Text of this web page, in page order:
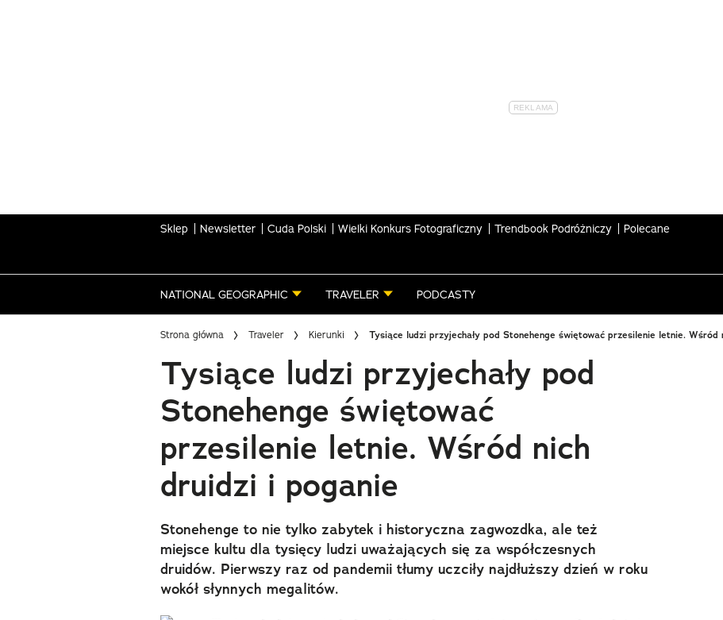
Sklep Newsletter Cuda Polski Wielki Konkurs Fotograficzny Trendbook Podróżniczy Polecane
NATIONAL GEOGRAPHIC TRAVELER PODCASTY
Strona główna Traveler Kierunki Tysiące ludzi przyjechały pod Stonehenge świętować przesilenie letnie. Wśród
Tysiące ludzi przyjechały pod
Stonehenge świętować
przesilenie letnie. Wśród nich
druidzi i poganie
Stonehenge to nie tylko zabytek i historyczna zagwozdka, ale też
miejsce kultu dla tysięcy ludzi uważających się za współczesnych
druidów. Pierwszy raz od pandemii tłumy uczciły najdłuższy dzień w roku
wokół słynnych megalitów.